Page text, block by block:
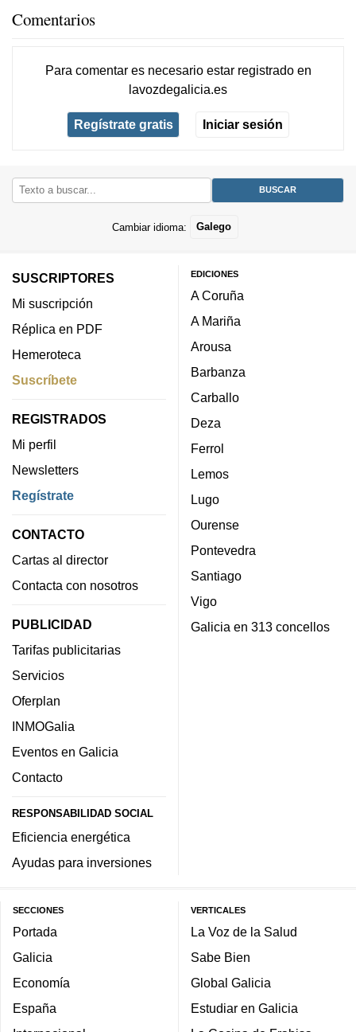
Comentarios
Para comentar es necesario estar registradoen
lavozdegalicia.es
Regístrate gratis Iniciar sesión
Cambiar idioma: Galego
SUSCRIPTORES
Mi suscripción
Réplica en PDF
Hemeroteca
Suscríbete
REGISTRADOS
Mi perfil
Newsletters
Regístrate
CONTACTO
Cartas al director
Contacta con nosotros
PUBLICIDAD
Tarifas publicitarias
Servicios
Oferplan
INMOGalia
Eventos en Galicia
Contacto
RESPONSABILIDAD SOCIAL
Eficiencia energética
Ayudas para inversiones
EDICIONES
A Coruña
A Mariña
Arousa
Barbanza
Carballo
Deza
Ferrol
Lemos
Lugo
Ourense
Pontevedra
Santiago
Vigo
Galicia en 313 concellos
SECCIONES
Portada
Galicia
Economía
España
VERTICALES
La Voz de la Salud
Sabe Bien
Global Galicia
Estudiar en Galicia